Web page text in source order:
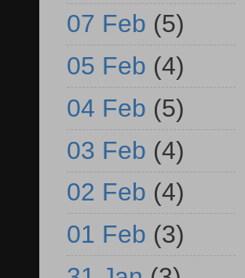
07 Feb (5)
05 Feb (4)
04 Feb (5)
03 Feb (4)
02 Feb (4)
01 Feb (3)